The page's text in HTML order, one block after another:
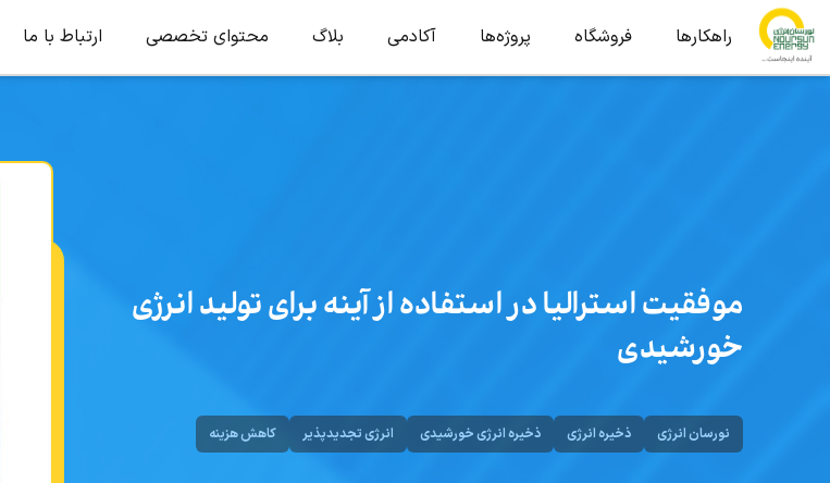
راهکارها فروشگاه پروژه‌ها آکادمی بلاگ محتوای تخصصی ارتباط با ما
موفقیت استرالیا در استفاده از آینه برای تولید انرژی
خورشیدی
نورسان انرژی ذخیره انرژی ذخیره انرژی خورشیدی انرژی تجدیدپذیر کاهش هزینه